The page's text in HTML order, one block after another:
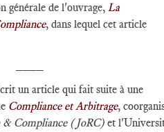
générale de l'ouvrage, La
, dans lequel cet article
un article qui fait suite à une
Compliance et Arbitrage,
& Compliance (JoRC) et